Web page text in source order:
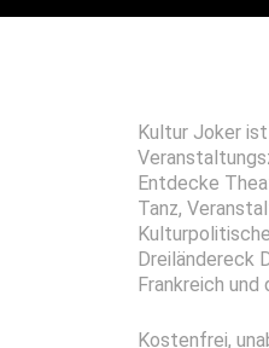
Kultur Joker
Entdecke
Tanz,
Dreiländereck
Frankreich und
Kostenfrei,